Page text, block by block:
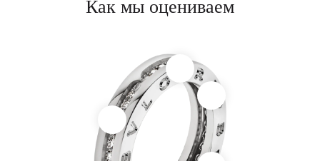
Как мы оцениваем